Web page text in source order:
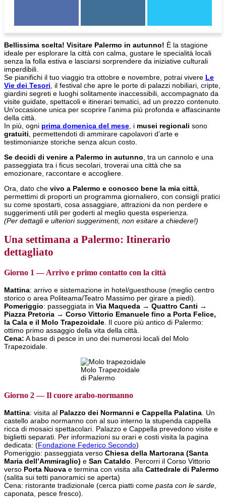
Bellissima scelta! Visitare Palermo in autunno! È la stagione
ideale per esplorare la città con calma, gustare le specialità locali
senza la folla estiva e lasciarsi sorprendere da iniziative culturali
imperdibili.
Se pianifichi il tuo viaggio tra ottobre e novembre, potrai vivere Le
Vie dei Tesori , il festival che apre le porte di palazzi nobiliari, cripte,
giardini segreti e luoghi solitamente inaccessibili, accompagnato da
visite guidate, spettacoli e itinerari tematici, ad un prezzo contenuto.
Un’occasione unica per scoprire l’anima più profonda e affascinante
della città.
In più, ogni prima domenica del mese , i musei regionali sono
gratuiti , permettendoti di ammirare capolavori d’arte e
testimonianze storiche senza alcun costo.
Se decidi di venire a Palermo in autunno , tra un cannolo e una
passeggiata tra i ficus secolari, troverai una città che sa
emozionare, raccontare e accogliere.
Ora, dato che vivo a Palermo e conosco bene la mia città
permettimi di proporti un programma giornaliero, con consigli pratici
su come spostarti, cosa assaggiare, attrazioni da non perdere e
suggerimenti utili per goderti al meglio questa esperienza.
(Per dettagli e ulteriori suggerimenti, non esitare a chiedere!)
Una settimana a Palermo: Itinerario
dettagliato
Giorno 1 — Arrivo e primo contatto con la città
Mattina: arrivo e sistemazione in hotel/guesthouse (meglio centro
storico o area Politeama/Teatro Massimo per girare a piedi).
Pomeriggio: passeggiata in Via Maqueda → Quattro Canti →
Piazza Pretoria → Corso Vittorio Emanuele fino a Porta Felice,
la Cala e il Molo Trapezoidale. Il cuore più antico di Palermo:
ottimo primo assaggio della vita della città.
Cena: A base di pesce in uno dei numerosi locali del Molo
Trapezoidale.
Molo Trapezoidale
di Palermo
Giorno 2 — Il cuore arabo-normanno
Mattina: visita al Palazzo dei Normanni e Cappella Palatina . Un
castello arabo normanno con al suo interno la stupenda cappella
ricca di mosaici spettacolari. Palazzo e Cappella prevedono visite e
biglietti separati. Per informazioni su orari e costi visita la pagina
dedicata: (Fondazione Federico Secondo)
Pomeriggio: passeggiata verso Chiesa della Martorana (Santa
Maria dell’Ammiraglio) e San Cataldo . Percorri il Corso Vittorio
verso Porta Nuova e termina con visita alla Cattedrale di Palermo
(salita sui tetti panoramici se aperta)
Cena: ristorante tradizionale (cerca piatti come pasta con le sarde
caponata, pesce fresco).